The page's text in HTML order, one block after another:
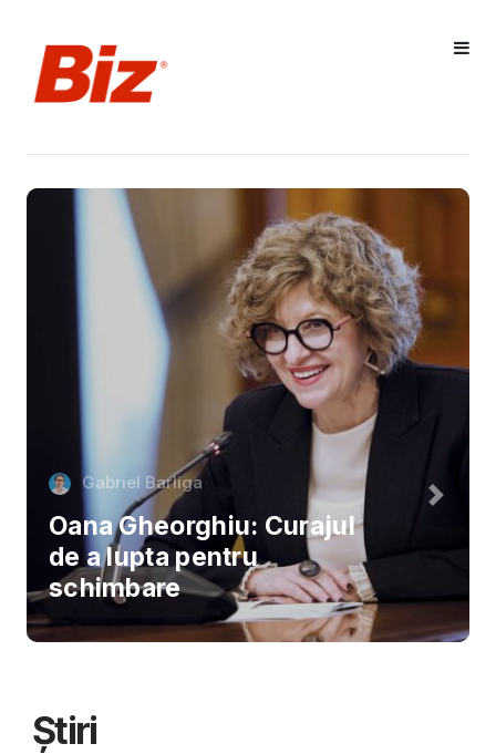
Gabriel Barliga
Oana Gheorghiu: Curajul
de a lupta pentru
schimbare
Știri